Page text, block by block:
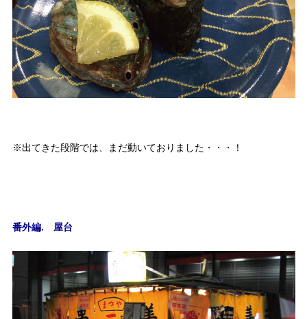
※出てきた段階では、まだ動いておりました・・・！
番外編. 屋台